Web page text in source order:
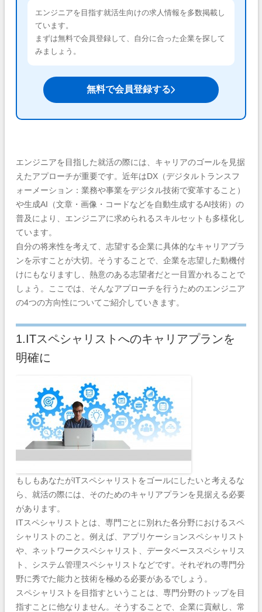
エンジニアを目指す就活生向けの求人情報を多数掲載し
ています。
まずは無料で会員登録して、自分に合った企業を探して
みましょう。
無料で会員登録する
エンジニアを目指した就活の際には、キャリアのゴールを見据
えたアプローチが重要です。近年はDX（デジタルトランスフ
ォーメーション：業務や事業をデジタル技術で変革すること）
や生成AI（文章・画像・コードなどを自動生成するAI技術）の
普及により、エンジニアに求められるスキルセットも多様化し
ています。
自分の将来性を考えて、志望する企業に具体的なキャリアプラ
ンを示すことが大切。そうすることで、企業を志望した動機付
けにもなりますし、熱意のある志望者だと一目置かれることで
しょう。ここでは、そんなアプローチを行うためのエンジニア
の4つの方向性についてご紹介していきます。
1.ITスペシャリストへのキャリアプランを
明確に
もしもあなたがITスペシャリストをゴールにしたいと考えるな
ら、就活の際には、そのためのキャリアプランを見据える必要
があります。
ITスペシャリストとは、専門ごとに別れた各分野におけるスペ
シャリストのこと。例えば、アプリケーションスペシャリスト
や、ネットワークスペシャリスト、データベーススペシャリス
ト、システム管理スペシャリストなどです。それぞれの専門分
野に秀でた能力と技術を極める必要があるでしょう。
スペシャリストを目指すということは、専門分野のトップを目
指すことに他なりません。そうすることで、企業に貢献し、常